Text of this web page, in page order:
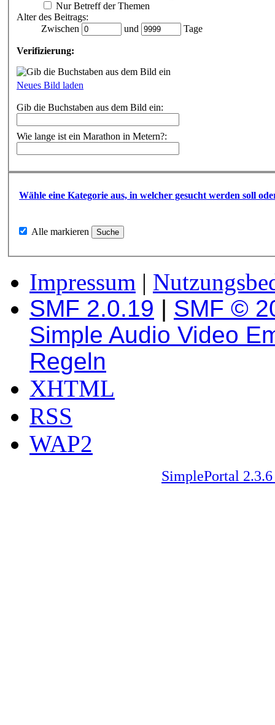
Nur Betreff der Themen
Alter des Beitrags:
Zwischen
und Tage
Verifizierung:
Neues Bild laden
Gib die Buchstaben aus dem Bild ein:
Wie lange ist ein Marathon in Metern?:
Wähle eine Kategorie aus, in welcher gesucht werden soll
Alle markieren
Impressum |
SMF 2.0.19 | SMF ©
Simple Audio Video
Regeln
XHTML
RSS
WAP2
SimplePortal